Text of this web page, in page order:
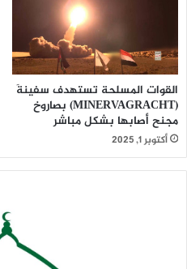
القوات المسلحة تستهدف سفينةَ
(MINERVAGRACHT) بصاروخ
مجنح أصابها بشكل مباشر
أكتوبر 1, 2025